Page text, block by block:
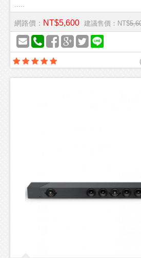
網路價： NT$5,600 建議售價：NT$
(